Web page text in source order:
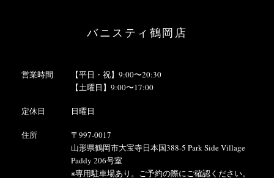
バニスティ鶴岡店
営業時間
【平日・祝】9:00〜20:30
【土曜日】9:00〜17:00
定休日 日曜日
住所
〒997-0017
山形県鶴岡市大宝寺日本国388-5 Park Side Village
Paddy 206号室
※専用駐車場あり。ご予約の際にご確認ください。